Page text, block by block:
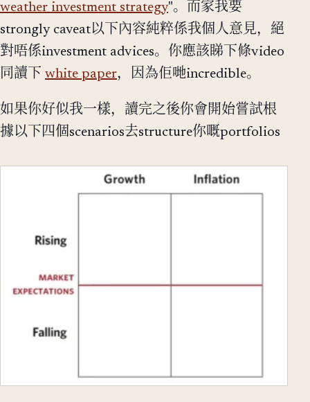
weather investment strategy"。而家我要
strongly caveat以下內容純粹係我個人意見，絕
對唔係investment advices。你應該睇下條video
同讀下 white paper，因為佢哋incredible。
如果你好似我一樣，讀完之後你會開始嘗試根
據以下四個scenarios去structure你嘅portfolios